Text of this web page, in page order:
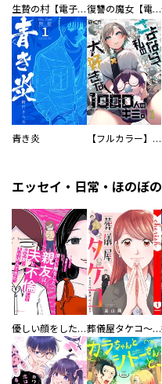
生贄の村【電子単行本版】 復讐の魔女【電子単行本版】
青き炎 【フルカラー】さよなら、私の大好きな１０００人のキミ。
エッセイ・日常・ほのぼの
優しい顔をした親友は、夫と不倫して私の家に入り込んできた。 葬儀屋タケコ～あなたの最期、叶えます【電子単行本版】